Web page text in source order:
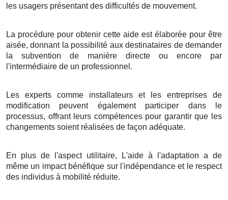
les usagers présentant des difficultés de mouvement.
La procédure pour obtenir cette aide est élaborée pour être
aisée, donnant la possibilité aux destinataires de demander
la subvention de manière directe ou encore par
l'intermédiaire de un professionnel.
Les experts comme installateurs et les entreprises de
modification peuvent également participer dans le
processus, offrant leurs compétences pour garantir que les
changements soient réalisées de façon adéquate.
En plus de l'aspect utilitaire, L'aide à l'adaptation a de
même un impact bénéfique sur l'indépendance et le respect
des individus à mobilité réduite.